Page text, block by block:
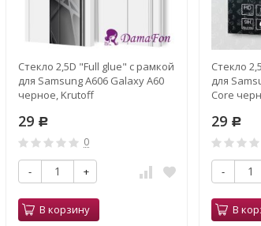
Стекло 2,5D "Full glue" с рамкой
для Samsung A606 Galaxy A60
черное, Krutoff
29 Р
0
- +
В корзину
Стекло
для
Core
29 Р
-
В